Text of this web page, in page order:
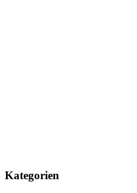
Kategorien